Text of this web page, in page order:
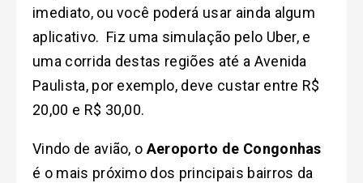
imediato, ou você poderá usar ainda algum
aplicativo. Fiz uma simulação pelo Uber, e
uma corrida destas regiões até a Avenida
Paulista, por exemplo, deve custar entre R$
20,00 e R$ 30,00.
Vindo de avião, oAeroporto de Congonhas
é o mais próximo dos principais bairros da